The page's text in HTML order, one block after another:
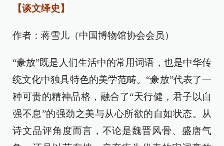
【谈文绎史】
作者：蒋雪儿（中国博物馆协会会员）
“豪放”既是人们生活中的常用词语，也是中华传
统文化中独具特色的美学范畴。“豪放”代表了一
种可贵的精神品格，融合了“天行健，君子以自
强不息”的强劲之美与从心所欲的自如状态。从
诗文品评角度而言，不论是魏晋风骨、盛唐气